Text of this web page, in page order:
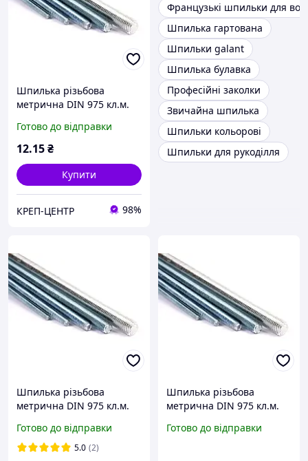
Шпилька різьбова
метрична DIN 975 кл.м.
Готово до відправки
12.15₴
Купити
КРЕП-ЦЕНТР 98%
Французькі шпильки для
Шпилька гартована
Шпильки galant
Шпилька булавка
Професійні заколки
Звичайна шпилька
Шпильки кольорові
Шпильки для рукоділля
Шпилька різьбова
метрична DIN 975 кл.м.
Готово до відправки
5.0 (2)
Шпилька різьбова
метрична DIN 975 кл.м.
Готово до відправки